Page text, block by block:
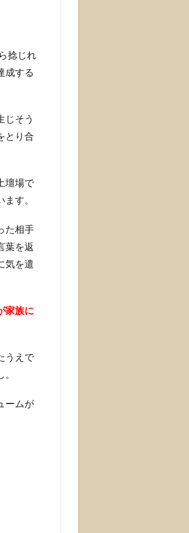
捻じれ
成する
じそう
とり合
壇場で
す。
た相手
葉を返
気を遣
家族に
うえで
ームが